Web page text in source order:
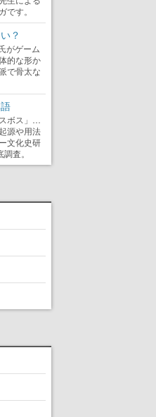
す。
？
がゲーム
的な形か
で骨太な
ボス」…
源や用法
文化史研
査。